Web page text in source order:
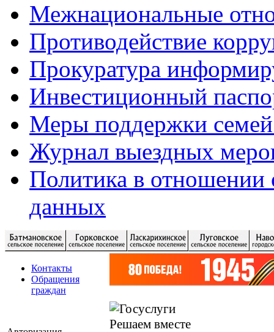
Межнациональные
Противодействие
Прокуратура
Инвестиционный
Меры поддержки
Журнал выездных
Политика в отношении
данных
Контакты
Обращения
граждан
Решаем вместе